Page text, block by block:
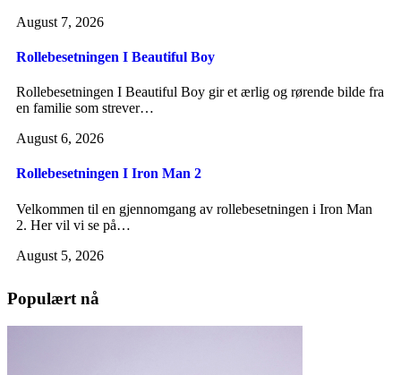
August 7, 2026
Rollebesetningen I Beautiful Boy
Rollebesetningen I Beautiful Boy gir et ærlig og rørende bilde fra
en familie som strever…
August 6, 2026
Rollebesetningen I Iron Man 2
Velkommen til en gjennomgang av rollebesetningen i Iron Man
2. Her vil vi se på…
August 5, 2026
Populært nå